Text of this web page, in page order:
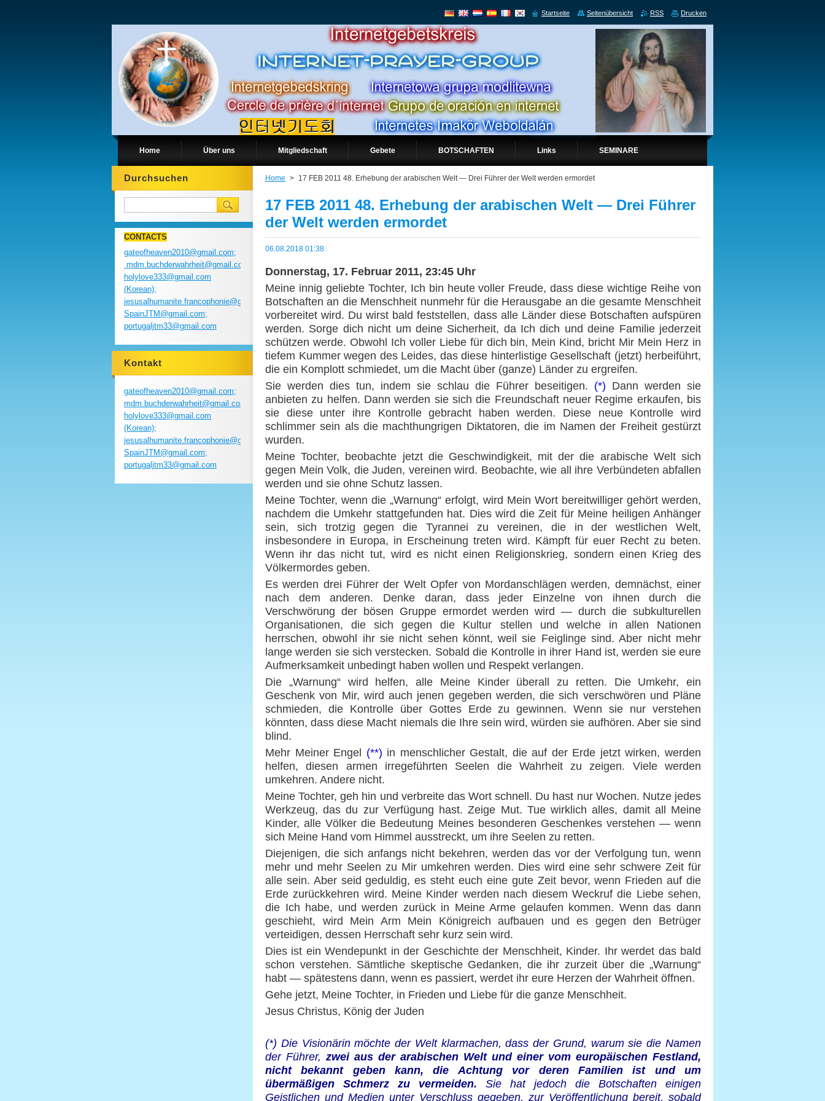
Home Über uns Mitgliedschaft Gebete BOTSCHAFTEN Links SEMINARE
Home > 17 FEB 2011 48. Erhebung der arabischen Welt — Drei Führer der Welt werden ermordet
17 FEB 2011 48. Erhebung der arabischen Welt — Drei Führer
der Welt werden ermordet
06.08.2018 01:38
Donnerstag, 17. Februar 2011, 23:45 Uhr
Meine innig geliebte Tochter, Ich bin heute voller Freude, dass diese wichtige Reihe von
Botschaften an die Menschheit nunmehr für die Herausgabe an die gesamte Menschheit
vorbereitet wird. Du wirst bald feststellen, dass alle Länder diese Botschaften aufspüren
werden. Sorge dich nicht um deine Sicherheit, da Ich dich und deine Familie jederzeit
schützen werde. Obwohl Ich voller Liebe für dich bin, Mein Kind, bricht Mir Mein Herz in
tiefem Kummer wegen des Leides, das diese hinterlistige Gesellschaft (jetzt) herbeiführt,
die ein Komplott schmiedet, um die Macht über (ganze) Länder zu ergreifen.
Sie werden dies tun, indem sie schlau die Führer beseitigen. (*) Dann werden sie
anbieten zu helfen. Dann werden sie sich die Freundschaft neuer Regime erkaufen, bis
sie diese unter ihre Kontrolle gebracht haben werden. Diese neue Kontrolle wird
schlimmer sein als die machthungrigen Diktatoren, die im Namen der Freiheit gestürzt
wurden.
Meine Tochter, beobachte jetzt die Geschwindigkeit, mit der die arabische Welt sich
gegen Mein Volk, die Juden, vereinen wird. Beobachte, wie all ihre Verbündeten abfallen
werden und sie ohne Schutz lassen.
Meine Tochter, wenn die „Warnung“ erfolgt, wird Mein Wort bereitwilliger gehört werden,
nachdem die Umkehr stattgefunden hat. Dies wird die Zeit für Meine heiligen Anhänger
sein, sich trotzig gegen die Tyrannei zu vereinen, die in der westlichen Welt,
insbesondere in Europa, in Erscheinung treten wird. Kämpft für euer Recht zu beten.
Wenn ihr das nicht tut, wird es nicht einen Religionskrieg, sondern einen Krieg des
Völkermordes geben.
Es werden drei Führer der Welt Opfer von Mordanschlägen werden, demnächst, einer
nach dem anderen. Denke daran, dass jeder Einzelne von ihnen durch die
Verschwörung der bösen Gruppe ermordet werden wird — durch die subkulturellen
Organisationen, die sich gegen die Kultur stellen und welche in allen Nationen
herrschen, obwohl ihr sie nicht sehen könnt, weil sie Feiglinge sind. Aber nicht mehr
lange werden sie sich verstecken. Sobald die Kontrolle in ihrer Hand ist, werden sie eure
Aufmerksamkeit unbedingt haben wollen und Respekt verlangen.
Die „Warnung“ wird helfen, alle Meine Kinder überall zu retten. Die Umkehr, ein
Geschenk von Mir, wird auch jenen gegeben werden, die sich verschwören und Pläne
schmieden, die Kontrolle über Gottes Erde zu gewinnen. Wenn sie nur verstehen
könnten, dass diese Macht niemals die Ihre sein wird, würden sie aufhören. Aber sie sind
blind.
Mehr Meiner Engel (**) in menschlicher Gestalt, die auf der Erde jetzt wirken, werden
helfen, diesen armen irregeführten Seelen die Wahrheit zu zeigen. Viele werden
umkehren. Andere nicht.
Meine Tochter, geh hin und verbreite das Wort schnell. Du hast nur Wochen. Nutze jedes
Werkzeug, das du zur Verfügung hast. Zeige Mut. Tue wirklich alles, damit all Meine
Kinder, alle Völker die Bedeutung Meines besonderen Geschenkes verstehen — wenn
sich Meine Hand vom Himmel ausstreckt, um ihre Seelen zu retten.
Diejenigen, die sich anfangs nicht bekehren, werden das vor der Verfolgung tun, wenn
mehr und mehr Seelen zu Mir umkehren werden. Dies wird eine sehr schwere Zeit für
alle sein. Aber seid geduldig, es steht euch eine gute Zeit bevor, wenn Frieden auf die
Erde zurückkehren wird. Meine Kinder werden nach diesem Weckruf die Liebe sehen,
die Ich habe, und werden zurück in Meine Arme gelaufen kommen. Wenn das dann
geschieht, wird Mein Arm Mein Königreich aufbauen und es gegen den Betrüger
verteidigen, dessen Herrschaft sehr kurz sein wird.
Dies ist ein Wendepunkt in der Geschichte der Menschheit, Kinder. Ihr werdet das bald
schon verstehen. Sämtliche skeptische Gedanken, die ihr zurzeit über die „Warnung“
habt — spätestens dann, wenn es passiert, werdet ihr eure Herzen der Wahrheit öffnen.
Gehe jetzt, Meine Tochter, in Frieden und Liebe für die ganze Menschheit.
Jesus Christus, König der Juden
(*) Die Visionärin möchte der Welt klarmachen, dass der Grund, warum sie die Namen
der Führer, zwei aus der arabischen Welt und einer vom europäischen Festland,
nicht bekannt geben kann, die Achtung vor deren Familien ist und um
übermäßigen Schmerz zu vermeiden. Sie hat jedoch die Botschaften einigen
Geistlichen und Medien unter Verschluss gegeben, zur Veröffentlichung bereit, sobald
Durchsuchen
CONTACTS
gateofheaven2010@gmail.com;
mdm.buchderwahrheit@gmail.com;
holylove333@gmail.com
(Korean);
jesusalhumanite.francophonie@gmail.com;
SpainJTM@gmail.com;
portugaljtm33@gmail.com
Kontakt
gateofheaven2010@gmail.com;
mdm.buchderwahrheit@gmail.com;
holylove333@gmail.com
(Korean);
jesusalhumanite.francophonie@gmail.com;
SpainJTM@gmail.com;
portugaljtm33@gmail.com
Startseite Seitenübersicht RSS Drucken